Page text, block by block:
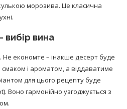
морозива. Це класична
вина
Не економте – інакше десерт буде
і ароматом, а віддаватиме
для цього рецепту буде
Воно гармонійно узгоджується з